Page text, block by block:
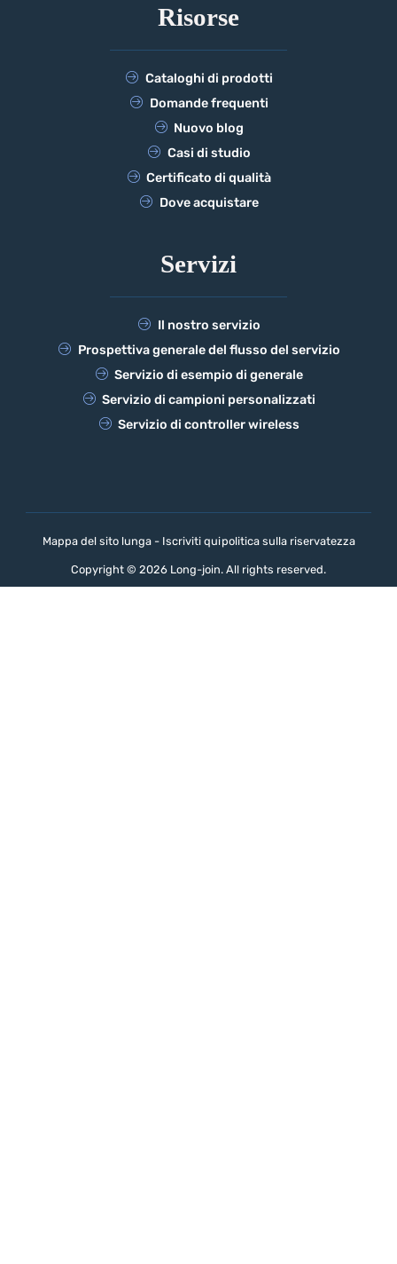
Risorse
Cataloghi di prodotti
Domande frequenti
Nuovo blog
Casi di studio
Certificato di qualità
Dove acquistare
Servizi
Il nostro servizio
Prospettiva generale del flusso del servizio
Servizio di esempio di generale
Servizio di campioni personalizzati
Servizio di controller wireless
Mappa del sito lunga - Iscriviti quipolitica sulla riservatezza
Copyright © 2026 Long-join. All rights reserved.